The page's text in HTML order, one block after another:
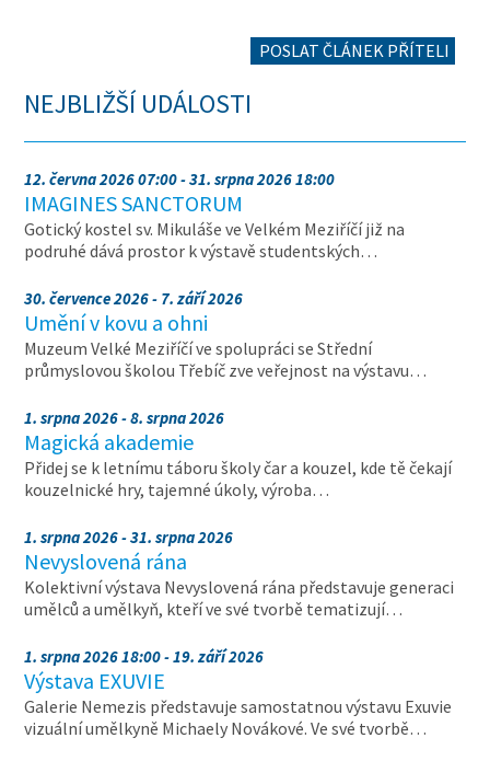
POSLAT ČLÁNEK PŘÍTELI
NEJBLIŽŠÍ UDÁLOSTI
12. června 2026 07:00 - 31. srpna 2026 18:00
IMAGINES SANCTORUM
Gotický kostel sv. Mikuláše ve Velkém Meziříčí již na
podruhé dává prostor k výstavě studentských…
30. července 2026 - 7. září 2026
Umění v kovu a ohni
Muzeum Velké Meziříčí ve spolupráci se Střední
průmyslovou školou Třebíč zve veřejnost na výstavu…
1. srpna 2026 - 8. srpna 2026
Magická akademie
Přidej se k letnímu táboru školy čar a kouzel, kde tě čekají
kouzelnické hry, tajemné úkoly, výroba…
1. srpna 2026 - 31. srpna 2026
Nevyslovená rána
Kolektivní výstava Nevyslovená rána představuje generaci
umělců a umělkyň, kteří ve své tvorbě tematizují…
1. srpna 2026 18:00 - 19. září 2026
Výstava EXUVIE
Galerie Nemezis představuje samostatnou výstavu Exuvie
vizuální umělkyně Michaely Novákové. Ve své tvorbě…